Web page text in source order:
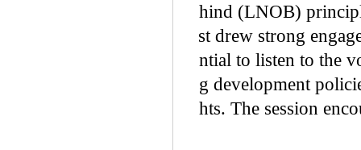
hind (LNOB)
st drew strong
ntial to listen to the
g development
hts. The session